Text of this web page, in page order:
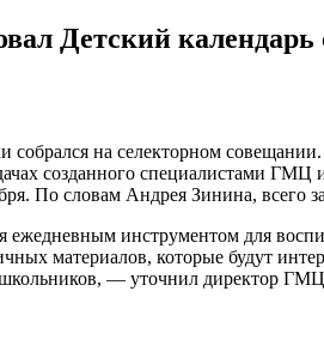
Детский
собрался на селекторном
созданного специалистами
По словам Андрея Зинина, всего
ежедневным инструментом для
материалов, которые будут
— уточнил директор